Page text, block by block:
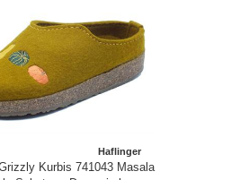
Haflinger
Kurbis 741043 Masala